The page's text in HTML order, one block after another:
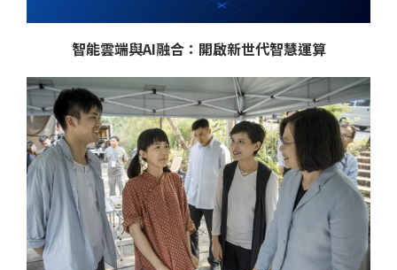
智能雲端與AI融合：開啟新世代智慧運算